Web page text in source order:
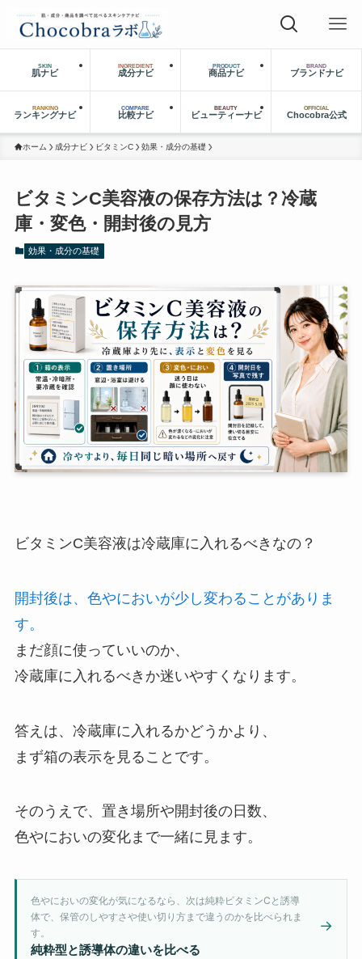
SKIN
肌ナビ
INGREDIENT
成分ナビ
PRODUCT
商品ナビ
BRAND
ブランドナビ
RANKING
ランキングナビ
COMPARE
比較ナビ
BEAUTY
ビューティーナビ
OFFICIAL
Chocobra公式
ホーム 成分ナビ ビタミンC 効果・成分の基礎
ビタミンC美容液の保存方法は？冷蔵
庫・変色・開封後の見方
効果・成分の基礎
ビタミンC美容液は冷蔵庫に入れるべきなの？
開封後は、色やにおいが少し変わることがありま
す。
まだ顔に使っていいのか、
冷蔵庫に入れるべきか迷いやすくなります。
答えは、冷蔵庫に入れるかどうかより、
まず箱の表示を見ることです。
そのうえで、置き場所や開封後の日数、
色やにおいの変化まで一緒に見ます。
色やにおいの変化が気になるなら、次は純粋ビタミンCと誘導
体で、保管のしやすさや使い切り方まで違うのかを比べられま
す。
純粋型と誘導体の違いを比べる
→